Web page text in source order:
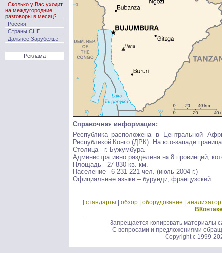
Сколько у Вас уходит
на междугородние
разговоры в месяц?
Россия
Страны СНГ
Дальнее Зарубежье
Реклама
Справочная информация:
Республика расположена в Центральной
Республикой Конго (ДРК). На юго-западе
Столица - г. Бужумбура.
Административно разделена на 8 провинций,
Площадь - 27 830 кв. км.
Население - 6 231 221 чел. (июль 2004 г.)
Официальные языки – бурунди, французский.
[стандарты обзор оборудование анализатор
ВКонтаке
Запрещается копировать материалы
С вопросами и предложениями
Copyright c 1999-